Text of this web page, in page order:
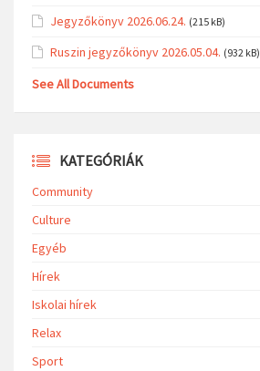
Jegyzőkönyv 2026.06.24. (215 kB)
Ruszin jegyzőkönyv 2026.05.04. (932 kB)
See All Documents
KATEGÓRIÁK
Community
Culture
Egyéb
Hírek
Iskolai hírek
Relax
Sport